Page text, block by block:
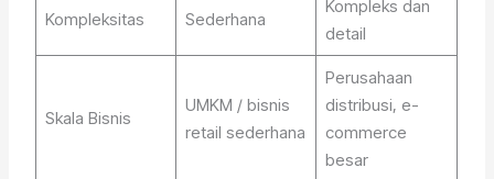
Kompleksitas Sederhana
Kompleks dan
detail
Skala Bisnis
UMKM / bisnis
retail sederhana
Perusahaan
distribusi, e-
commerce
besar